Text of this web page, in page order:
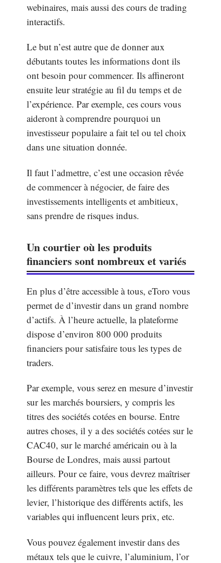
webinaires, mais aussi des cours de trading
interactifs.
Le but n’est autre que de donner aux
débutants toutes les informations dont ils
ont besoin pour commencer. Ils affineront
ensuite leur stratégie au fil du temps et de
l’expérience. Par exemple, ces cours vous
aideront à comprendre pourquoi un
investisseur populaire a fait tel ou tel choix
dans une situation donnée.
Il faut l’admettre, c’est une occasion rêvée
de commencer à négocier, de faire des
investissements intelligents et ambitieux,
sans prendre de risques indus.
Un courtier où les produits
financiers sont nombreux et variés
En plus d’être accessible à tous, eToro vous
permet de d’investir dans un grand nombre
d’actifs. À l’heure actuelle, la plateforme
dispose d’environ 800 000 produits
financiers pour satisfaire tous les types de
traders.
Par exemple, vous serez en mesure d’investir
sur les marchés boursiers, y compris les
titres des sociétés cotées en bourse. Entre
autres choses, il y a des sociétés cotées sur le
CAC40, sur le marché américain ou à la
Bourse de Londres, mais aussi partout
ailleurs. Pour ce faire, vous devrez maîtriser
les différents paramètres tels que les effets de
levier, l’historique des différents actifs, les
variables qui influencent leurs prix, etc.
Vous pouvez également investir dans des
métaux tels que le cuivre, l’aluminium, l’or